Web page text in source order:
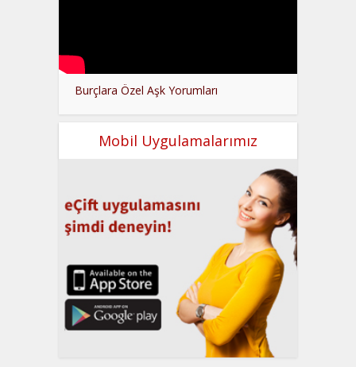
Burçlara Özel Aşk Yorumları
Mobil Uygulamalarımız